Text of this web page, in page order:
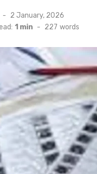
Posted
on
2 January, 2026
1 min - 227 words